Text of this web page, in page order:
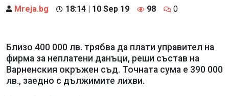
Mreja.bg 18:14 | 10 Sep 19 98 0
Близо 400 000 лв. трябва да плати управител на
фирма за неплатени данъци, реши състав на
Варненския окръжен съд. Точната сума е 390 000
лв., заедно с дължимите лихви.